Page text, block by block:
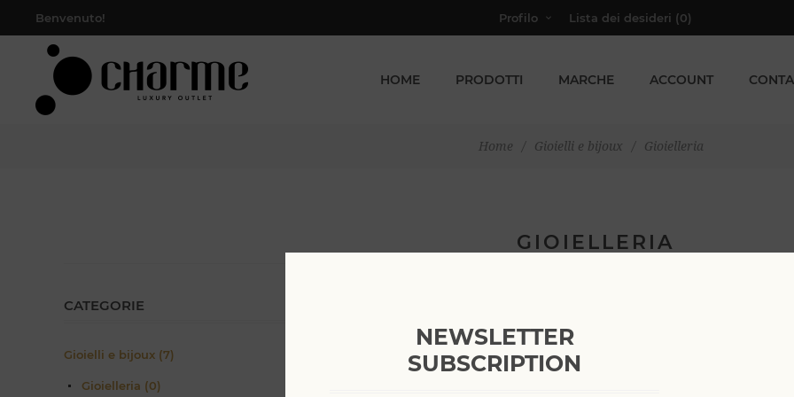
Benvenuto! Profilo Lista dei desideri (0)
HOME PRODOTTI MARCHE ACCOUNT
Home / Gioielli e bijoux / Gioielleria
GIOIELLERIA
CATEGORIE
Gioielli e bijoux (7)
Gioielleria (0)
NEWSLETTER
SUBSCRIPTION